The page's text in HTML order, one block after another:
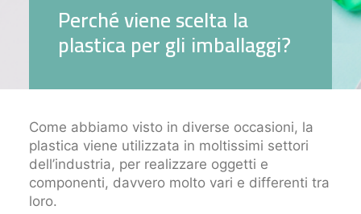
Perchévienesceltala
plasticapergli imballaggi?
Come abbiamo visto in diverse occasioni, la
plastica viene utilizzata in moltissimi settori
dell’industria, per realizzare oggetti e
componenti, davvero molto vari e differenti tra
loro.